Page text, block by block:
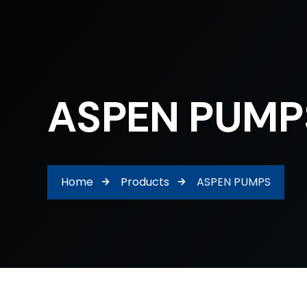
ASPEN
Home Products ASPEN PUMPS